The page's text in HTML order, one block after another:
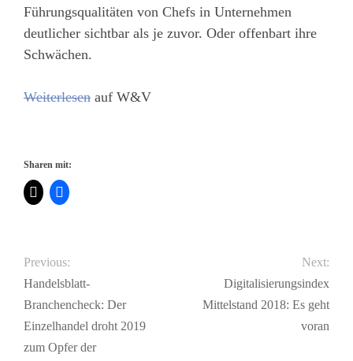
Führungsqualitäten von Chefs in Unternehmen
deutlicher sichtbar als je zuvor. Oder offenbart ihre
Schwächen.
Weiterlesen auf W&V
Sharen mit:
Previous:
Handelsblatt-
Branchencheck: Der
Einzelhandel droht 2019
zum Opfer der
Next:
Digitalisierungsindex
Mittelstand 2018: Es geht
voran